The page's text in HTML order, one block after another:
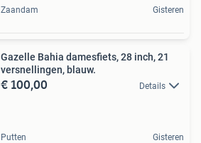
Zaandam Gisteren
Gazelle Bahia damesfiets, 28 inch, 21
versnellingen, blauw.
€ 100,00 Details
Putten Gisteren